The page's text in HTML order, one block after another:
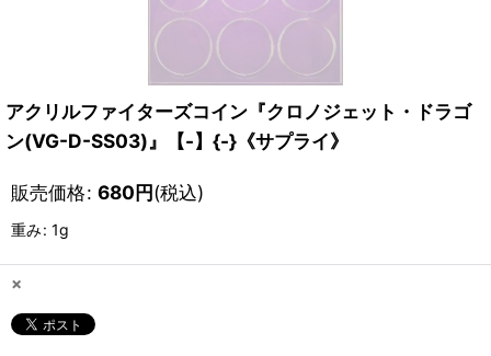
アクリルファイターズコイン『クロノジェット・ドラゴ
ン(VG-D-SS03)』【-】{-}《サプライ》
販売価格: 680円(税込)
重み: 1g
×